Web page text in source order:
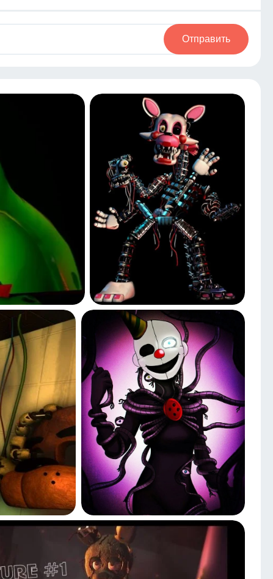
Отправить